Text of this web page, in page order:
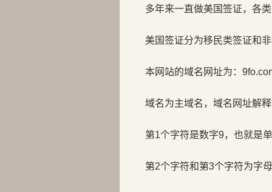
多年来一直做美国签证，各
美国签证分为移民类签证和
本网站的域名网址为：
域名为主域名，域名网址解
第1个字符是数字9，也就是
第2个字符和第3个字符为字